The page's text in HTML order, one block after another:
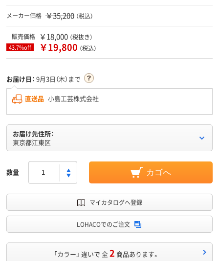
メーカー価格 ￥35,200 （税込）
販売価格 ￥18,000 （税抜き）
43.7%off ￥19,800 （税込）
お届け日： 9月3日（木）まで
直送品 小島工芸株式会社
お届け先住所：
東京都江東区
数量 カゴへ
マイカタログへ登録
LOHACOでのご注文
「カラー」 違いで 全2 商品あります。